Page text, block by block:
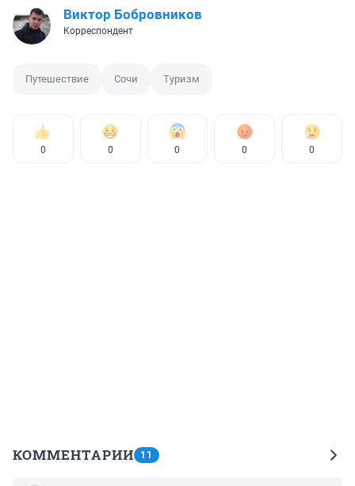
Виктор Бобровников
Корреспондент
Путешествие Сочи Туризм
0 0 0 0 0
КОММЕНТАРИИ 11